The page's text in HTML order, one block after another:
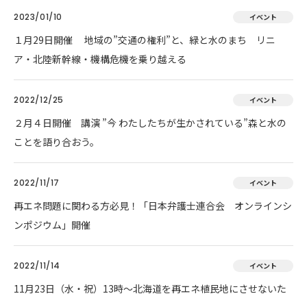
2023/01/10 イベント
１月29日開催 地域の”交通の権利”と、緑と水のまち リニ
ア・北陸新幹線・機構危機を乗り越える
2022/12/25 イベント
２月４日開催 講演 ”今 わたしたちが生かされている”森と水の
ことを語り合おう。
2022/11/17 イベント
再エネ問題に関わる方必見！「日本弁護士連合会 オンラインシ
ンポジウム」開催
2022/11/14 イベント
11月23日（水・祝）13時～北海道を再エネ植民地にさせないた